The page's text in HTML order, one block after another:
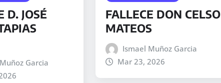
D. JOSÉ
Garcia
FALLECE DON CELSO
MATEOS
Ismael Muñoz Garcia
Mar 23, 2026